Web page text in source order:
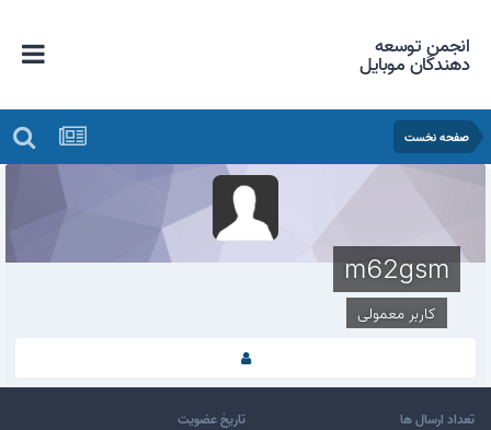
انجمن توسعه
دهندگان موبایل
صفحه نخست
m62gsm
کاربر معمولی
تعداد ارسال ها تاریخ عضویت